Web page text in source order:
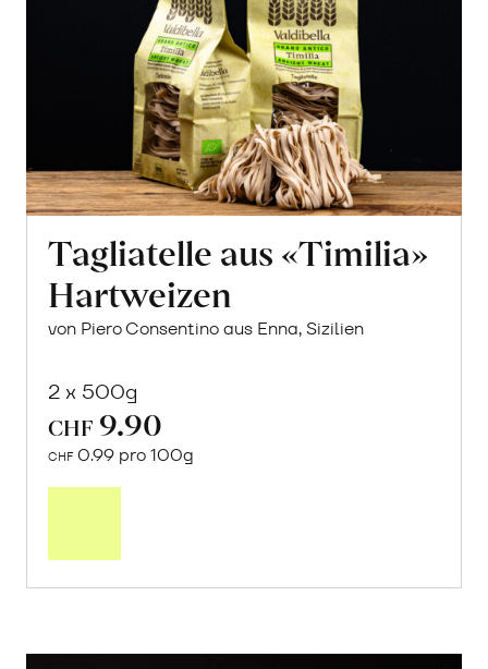
Tagliatelle aus «Timilia»
Hartweizen
von Piero Consentino aus Enna, Sizilien
2 x 500g
CHF 9.90
CHF 0.99 pro 100g